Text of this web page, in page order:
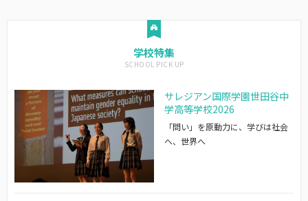
学校特集
サレジアン国際学園世田谷中
学高等学校2026
「問い」を原動力に、学びは社会
へ、世界へ